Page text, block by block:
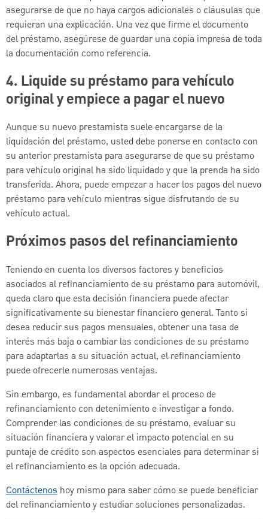
asegurarse de que no haya cargos adicionales o cláusulas que
requieran una explicación. Una vez que firme el documento
del préstamo, asegúrese de guardar una copia impresa de toda
la documentación como referencia.
4. Liquide su préstamo para vehículo
original y empiece a pagar el nuevo
Aunque su nuevo prestamista suele encargarse de la
liquidación del préstamo, usted debe ponerse en contacto con
su anterior prestamista para asegurarse de que su préstamo
para vehículo original ha sido liquidado y que la prenda ha sido
transferida. Ahora, puede empezar a hacer los pagos del nuevo
préstamo para vehículo mientras sigue disfrutando de su
vehículo actual.
Próximos pasos del refinanciamiento
Teniendo en cuenta los diversos factores y beneficios
asociados al refinanciamiento de su préstamo para automóvil,
queda claro que esta decisión financiera puede afectar
significativamente su bienestar financiero general. Tanto si
desea reducir sus pagos mensuales, obtener una tasa de
interés más baja o cambiar las condiciones de su préstamo
para adaptarlas a su situación actual, el refinanciamiento
puede ofrecerle numerosas ventajas.
Sin embargo, es fundamental abordar el proceso de
refinanciamiento con detenimiento e investigar a fondo.
Comprender las condiciones de su préstamo, evaluar su
situación financiera y valorar el impacto potencial en su
puntaje de crédito son aspectos esenciales para determinar si
el refinanciamiento es la opción adecuada.
Contáctenos hoy mismo para saber cómo se puede beneficiar
del refinanciamiento y estudiar soluciones personalizadas.